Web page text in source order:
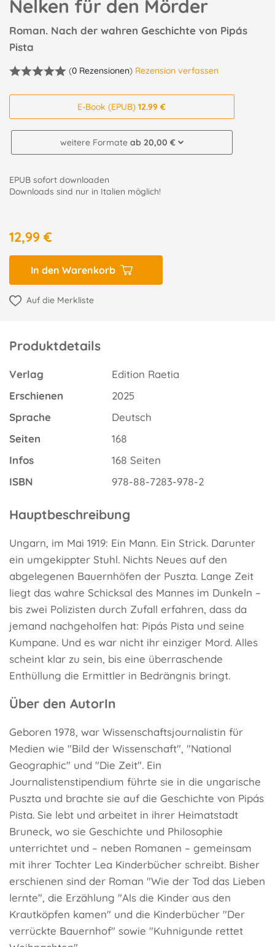
Nelken für den Mörder
Roman. Nach der wahren Geschichte von Pipás
Pista
(0 Rezensionen) Rezension verfassen
E-Book (EPUB)12.99 €
weitere Formate ab 20,00 €
EPUB sofort downloaden
Downloads sind nur in Italien möglich!
12,99 €
In den Warenkorb
Auf die Merkliste
Produktdetails
Verlag
Edition Raetia
Erschienen
2025
Sprache
Deutsch
Seiten
168
Infos
168 Seiten
ISBN
978-88-7283-978-2
Hauptbeschreibung
Ungarn, im Mai 1919: Ein Mann. Ein Strick. Darunter
ein umgekippter Stuhl. Nichts Neues auf den
abgelegenen Bauernhöfen der Puszta. Lange Zeit
liegt das wahre Schicksal des Mannes im Dunkeln –
bis zwei Polizisten durch Zufall erfahren, dass da
jemand nachgeholfen hat: Pipás Pista und seine
Kumpane. Und es war nicht ihr einziger Mord. Alles
scheint klar zu sein, bis eine überraschende
Enthüllung die Ermittler in Bedrängnis bringt.
Über den AutorIn
Geboren 1978, war Wissenschaftsjournalistin für
Medien wie "Bild der Wissenschaft", "National
Geographic" und "Die Zeit". Ein
Journalistenstipendium führte sie in die ungarische
Puszta und brachte sie auf die Geschichte von Pipás
Pista. Sie lebt und arbeitet in ihrer Heimatstadt
Bruneck, wo sie Geschichte und Philosophie
unterrichtet und – neben Romanen – gemeinsam
mit ihrer Tochter Lea Kinderbücher schreibt. Bisher
erschienen sind der Roman "Wie der Tod das Lieben
lernte", die Erzählung "Als die Kinder aus den
Krautköpfen kamen" und die Kinderbücher "Der
verrückte Bauernhof" sowie "Kuhnigunde rettet